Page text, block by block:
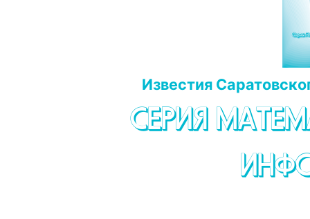
Известия
СЕРИЯ